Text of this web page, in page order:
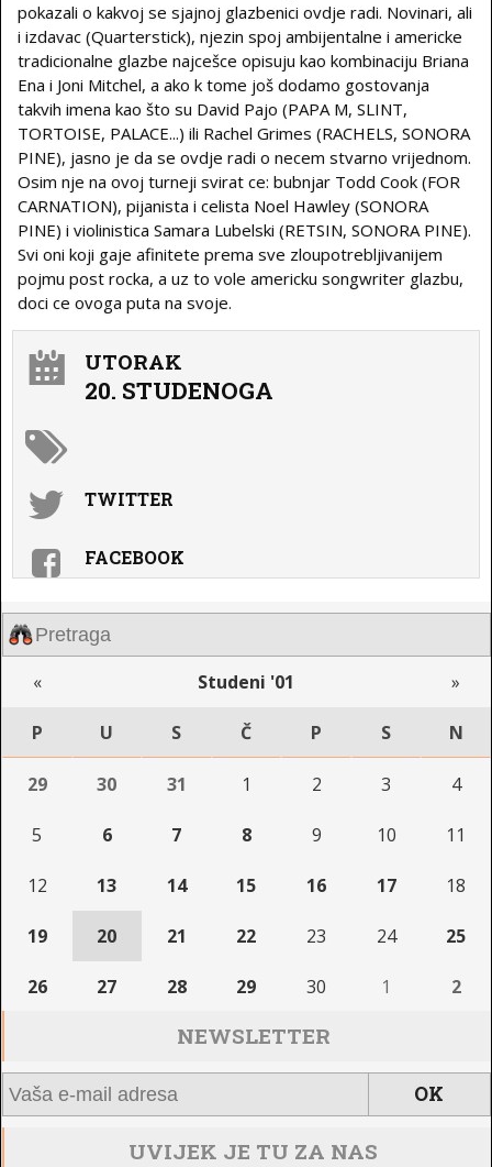
pokazali o kakvoj se sjajnoj glazbenici ovdje radi. Novinari, ali
i izdavac (Quarterstick), njezin spoj ambijentalne i americke
tradicionalne glazbe najcešce opisuju kao kombinaciju Briana
Ena i Joni Mitchel, a ako k tome još dodamo gostovanja
takvih imena kao što su David Pajo (PAPA M, SLINT,
TORTOISE, PALACE...) ili Rachel Grimes (RACHELS, SONORA
PINE), jasno je da se ovdje radi o necem stvarno vrijednom.
Osim nje na ovoj turneji svirat ce: bubnjar Todd Cook (FOR
CARNATION), pijanista i celista Noel Hawley (SONORA
PINE) i violinistica Samara Lubelski (RETSIN, SONORA PINE).
Svi oni koji gaje afinitete prema sve zloupotrebljivanijem
pojmu post rocka, a uz to vole americku songwriter glazbu,
doci ce ovoga puta na svoje.
UTORAK
20. STUDENOGA
TWITTER
FACEBOOK
« Studeni '01 »
P U S Č P S N
29 30 31 1 2 3 4
5 6 7 8 9 10 11
12 13 14 15 16 17 18
19 20 21 22 23 24 25
26 27 28 29 30 1 2
NEWSLETTER
UVIJEK JE TU ZA NAS